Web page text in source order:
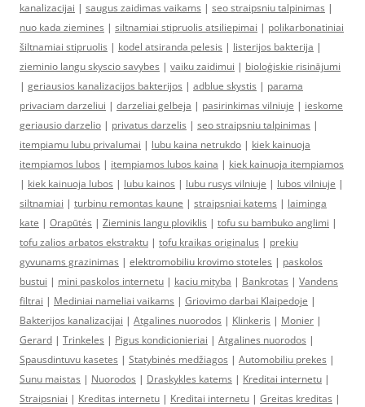
kanalizacijai | saugus zaidimas vaikams | seo straipsniu talpinimas |
nuo kada ziemines | siltnamiai stipruolis atsiliepimai | polikarbonatiniai
šiltnamiai stipruolis | kodel atsiranda pelesis | listerijos bakterija |
zieminio langu skyscio savybes | vaiku zaidimui | bioloģiskie risinājumi
| geriausios kanalizacijos bakterijos | adblue skystis | parama
privaciam darzeliui | darzeliai gelbeja | pasirinkimas vilniuje | ieskome
geriausio darzelio | privatus darzelis | seo straipsniu talpinimas |
itempiamu lubu privalumai | lubu kaina netrukdo | kiek kainuoja
itempiamos lubos | itempiamos lubos kaina | kiek kainuoja itempiamos
| kiek kainuoja lubos | lubu kainos | lubu rusys vilniuje | lubos vilniuje |
siltnamiai | turbinu remontas kaune | straipsniai katems | laiminga
kate | Orapūtės | Zieminis langu ploviklis | tofu su bambuko anglimi |
tofu zalios arbatos ekstraktu | tofu kraikas originalus | prekiu
gyvunams grazinimas | elektromobiliu krovimo stoteles | paskolos
bustui | mini paskolos internetu | kaciu mityba | Bankrotas | Vandens
filtrai | Mediniai nameliai vaikams | Griovimo darbai Klaipedoje |
Bakterijos kanalizacijai | Atgalines nuorodos | Klinkeris | Monier |
Gerard | Trinkeles | Pigus kondicionieriai | Atgalines nuorodos |
Spausdintuvu kasetes | Statybinės medžiagos | Automobiliu prekes |
Sunu maistas | Nuorodos | Draskykles katems | Kreditai internetu |
Straipsniai | Kreditas internetu | Kreditai internetu | Greitas kreditas |